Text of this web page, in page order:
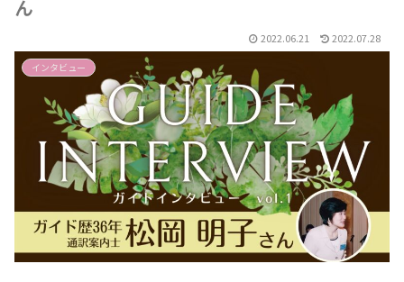
ん
2022.06.21 2022.07.28
インタビュー